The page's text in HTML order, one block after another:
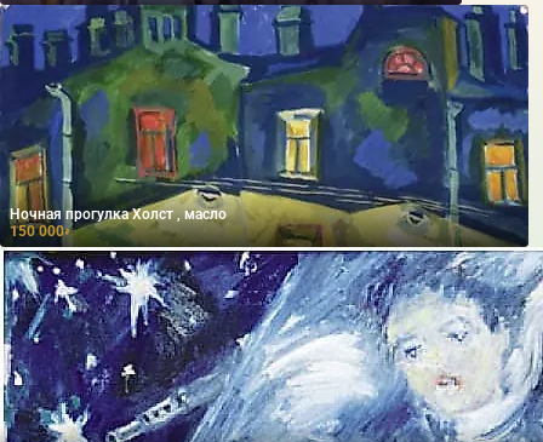
Ночная прогулка Холст , масло
150 000₽